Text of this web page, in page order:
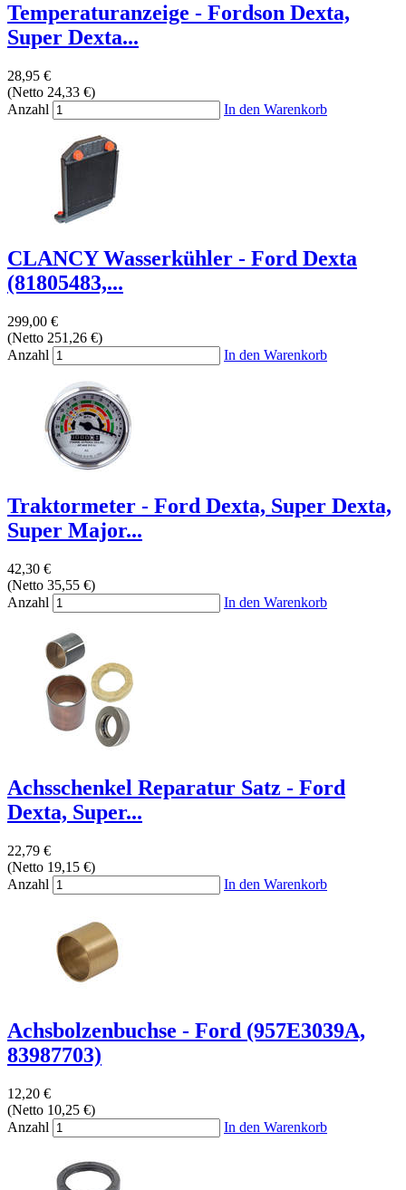
Temperaturanzeige - Fordson Dexta,
Super Dexta...
28,95 €
(Netto 24,33 €)
Anzahl
In den Warenkorb
CLANCY Wasserkühler - Ford Dexta
(81805483,...
299,00 €
(Netto 251,26 €)
Anzahl
In den Warenkorb
Traktormeter - Ford Dexta, Super Dexta,
Super Major...
42,30 €
(Netto 35,55 €)
Anzahl
In den Warenkorb
Achsschenkel Reparatur Satz - Ford
Dexta, Super...
22,79 €
(Netto 19,15 €)
Anzahl
In den Warenkorb
Achsbolzenbuchse - Ford (957E3039A,
83987703)
12,20 €
(Netto 10,25 €)
Anzahl
In den Warenkorb